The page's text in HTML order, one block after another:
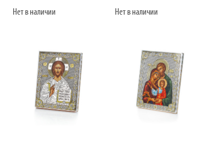
Нет в наличии Нет в наличии